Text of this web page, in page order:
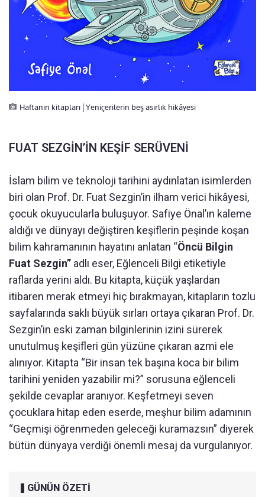
Haftanın kitapları | Yeniçerilerin beş asırlık hikâyesi
FUAT SEZGİN’İN KEŞİF SERÜVENİ
İslam bilim ve teknoloji tarihini aydınlatan isimlerden
biri olan Prof. Dr. Fuat Sezgin’in ilham verici hikâyesi,
çocuk okuyucularla buluşuyor. Safiye Önal’ın kaleme
aldığı ve dünyayı değiştiren keşiflerin peşinde koşan
bilim kahramanının hayatını anlatan “Öncü Bilgin
Fuat Sezgin” adlı eser, Eğlenceli Bilgi etiketiyle
raflarda yerini aldı. Bu kitapta, küçük yaşlardan
itibaren merak etmeyi hiç bırakmayan, kitapların tozlu
sayfalarında saklı büyük sırları ortaya çıkaran Prof. Dr.
Sezgin’in eski zaman bilginlerinin izini sürerek
unutulmuş keşifleri gün yüzüne çıkaran azmi ele
alınıyor. Kitapta “Bir insan tek başına koca bir bilim
tarihini yeniden yazabilir mi?” sorusuna eğlenceli
şekilde cevaplar aranıyor. Keşfetmeyi seven
çocuklara hitap eden eserde, meşhur bilim adamının
“Geçmişi öğrenmeden geleceği kuramazsın” diyerek
bütün dünyaya verdiği önemli mesaj da vurgulanıyor.
GÜNÜN ÖZETİ